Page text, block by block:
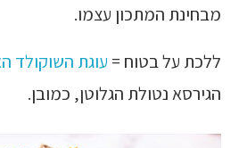
מבחינת המתכון עצמו.
ללכת על בטוח = עוגת השוקולד
הגירסא נטולת הגלוטן, כמובן.